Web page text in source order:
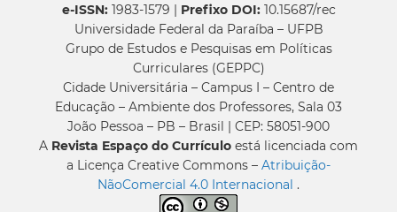
e-ISSN:1983-1579 | Prefixo DOI:10.15687/rec
Universidade Federal da Paraíba – UFPB
Grupo de Estudos e Pesquisas em Políticas
Curriculares (GEPPC)
Cidade Universitária – Campus I – Centro de
Educação – Ambiente dos Professores, Sala 03
João Pessoa – PB – Brasil | CEP: 58051-900
A Revista Espaço do Currículo está licenciada com
a Licença Creative Commons – Atribuição-
NãoComercial 4.0 Internacional .